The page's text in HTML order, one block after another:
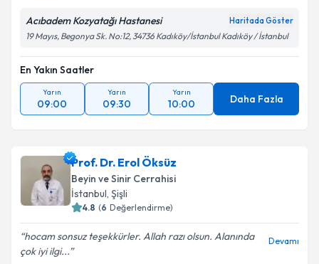
Acıbadem Kozyatağı Hastanesi Haritada Göster
19 Mayıs, Begonya Sk. No:12, 34736 Kadıköy/İstanbul Kadıköy / İstanbul
En Yakın Saatler
Yarın
09:00
Yarın
09:30
Yarın
10:00 Daha Fazla
Prof. Dr. Erol Öksüz
Beyin ve Sinir Cerrahisi
İstanbul, Şişli
4.8 (6 Değerlendirme)
hocam sonsuz teşekkürler. Allah razı olsun. Alanında
çok iyi ilgi...
Devamı